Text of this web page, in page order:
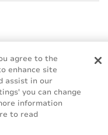
agree to the
enhance site
assist in our
you can change
information
to read